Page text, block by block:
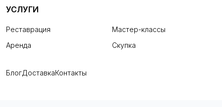
УСЛУГИ
Реставрация
Мастер-классы
Аренда
Скупка
БлогДоставкаКонтакты